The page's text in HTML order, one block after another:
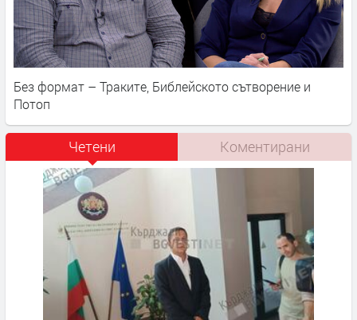
Без формат – Траките, Библейското сътворение и
Потоп
Четени Коментирани